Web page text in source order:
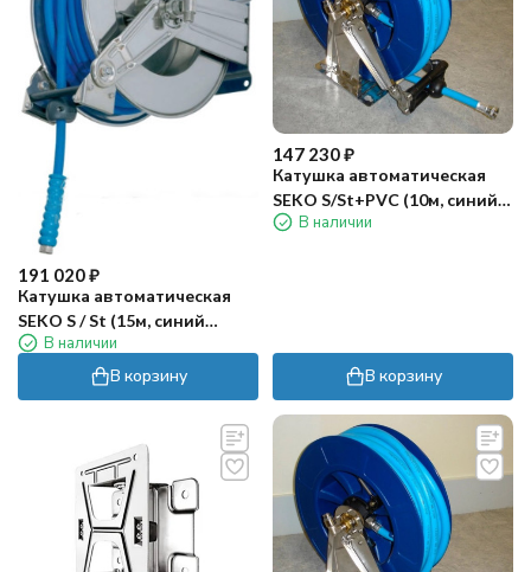
191 020₽
Катушка автоматическая
SEKO S / St (15м, синий
шланг)
В наличии
В корзину
147 230₽
Катушка автоматическая
SEKO S/St+PVC (10м, синий
шланг)
В наличии
В корзину